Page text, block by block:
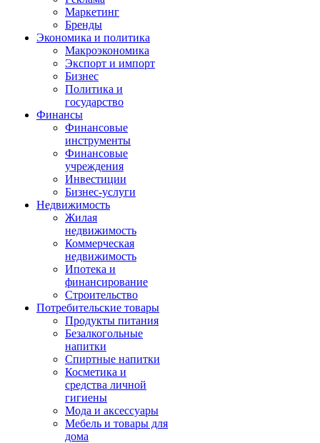
Маркетинг
Бренды
Экономика и политика
Макроэкономика
Экспорт и импорт
Бизнес
Политика и
государство
Финансы
Финансовые
инструменты
Финансовые
учреждения
Инвестиции
Бизнес-услуги
Недвижимость
Жилая
недвижимость
Коммерческая
недвижимость
Ипотека и
финансирование
Строительство
Потребительские товары
Продукты питания
Безалкогольные
напитки
Спиртные напитки
Косметика и
средства личной
гигиены
Мода и аксессуары
Мебель и товары для
дома